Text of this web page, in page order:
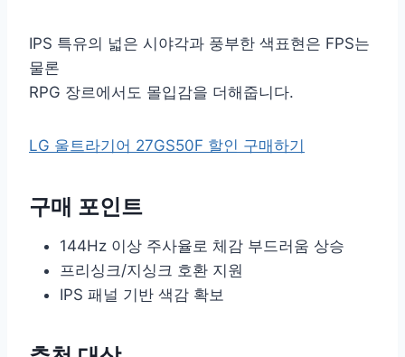
IPS 특유의 넓은 시야각과 풍부한 색표현은 FPS는
물론
RPG 장르에서도 몰입감을 더해줍니다.
LG 울트라기어 27GS50F 할인 구매하기
구매 포인트
144Hz 이상 주사율로 체감 부드러움 상승
프리싱크/지싱크 호환 지원
IPS 패널 기반 색감 확보